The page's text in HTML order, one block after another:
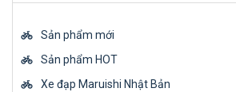
Sản phẩm mới
Sản phẩm HOT
Xe đạp Maruishi Nhật Bản